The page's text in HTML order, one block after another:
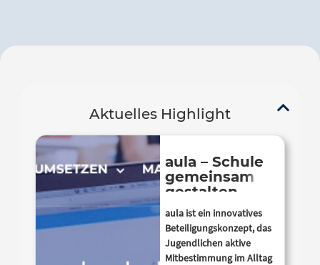
Aktuelles Highlight
aula – Schule
gemeinsam
gestalten
aula ist ein innovatives
Beteiligungskonzept, das
Jugendlichen aktive
Mitbestimmung im Alltag